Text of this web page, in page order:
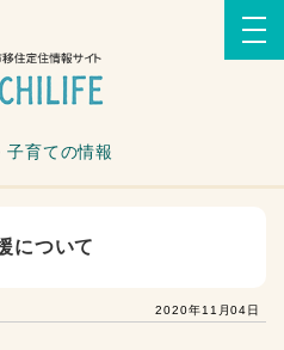
子育ての情報
について
2020年11月04日